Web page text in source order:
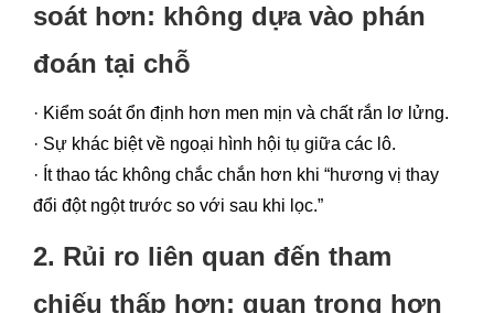
soát hơn: không dựa vào phán
đoán tại chỗ
· Kiểm soát ổn định hơn men mịn và chất rắn lơ lửng.
· Sự khác biệt về ngoại hình hội tụ giữa các lô.
· Ít thao tác không chắc chắn hơn khi “hương vị thay
đổi đột ngột trước so với sau khi lọc.”
2. Rủi ro liên quan đến tham
chiếu thấp hơn: quan trọng hơn